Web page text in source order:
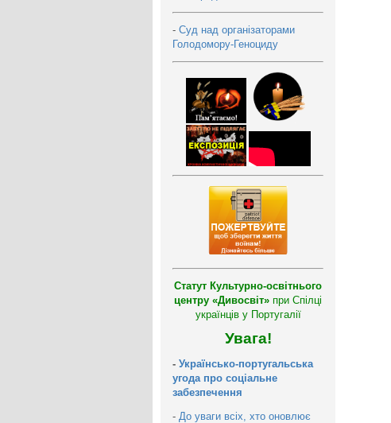
- Суд над організаторами
Голодомору-Геноциду
Статут Культурно-освітнього
центру «Дивосвіт» при Спілці
українців у Португалії
Увага!
- Українсько-португальська
угода про соціальне
забезпечення
- До уваги всіх, хто оновлює